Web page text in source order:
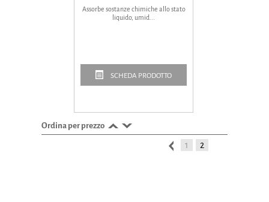
Assorbe sostanze chimiche allo stato
liquido, umid...
SCHEDA PRODOTTO
1 2
Ordina per prezzo